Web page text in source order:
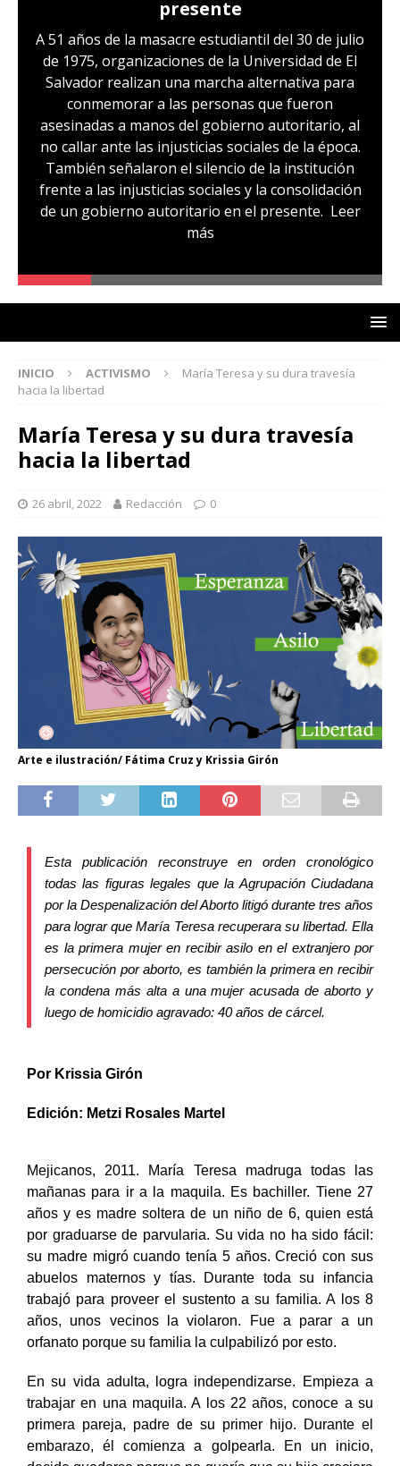
Hernández: víctima del régimen de
excepción y de discriminación
LGBTI
Sandra Leticia Hernández cuenta con medidas
sustitutivas y libertad provisional, pero
familiares temen que esto pueda cambiar en la
audiencia de revisión de medidas que se realizará
hoy, miércoles 29 de julio. Sandra es, según su
comunidad, otra de las víctimas del régimen de
excepción, fue capturada sin ninguna prueba
que la vincule a pandillas. La comunidad señala
denunciada por ser lesbianaLeer más
INICIO ACTIVISMO
María Teresa y su dura travesía
María Teresa y su dura travesía
hacia la libertad
26 abril, 2022
Arte e ilustración/ Fátima Cruz y Krissia Girón
Esta publicación reconstruye en orden cronológico
todas las figuras legales que la Agrupación Ciudadana
por la Despenalización del Aborto litigó durante tres años
para lograr que María Teresa recuperara su libertad. Ella
es la primera mujer en recibir asilo en el extranjero por
persecución por aborto, es también la primera en recibir
la condena más alta a una mujer acusada de aborto y
luego de homicidio agravado: 40 años de cárcel.
Por Krissia Girón
Edición: Metzi Rosales Martel
Mejicanos, 2011. María Teresa madruga todas las
mañanas para ir a la maquila. Es bachiller. Tiene 27
años y es madre soltera de un niño de 6, quien está
por graduarse de parvularia. Su vida no ha sido fácil:
su madre migró cuando tenía 5 años. Creció con sus
abuelos maternos y tías. Durante toda su infancia
trabajó para proveer el sustento a su familia. A los 8
años, unos vecinos la violaron. Fue a parar a un
orfanato porque su familia la culpabilizó por esto.
En su vida adulta, logra independizarse. Empieza a
trabajar en una maquila. A los 22 años, conoce a su
primera pareja, padre de su primer hijo. Durante el
embarazo, él comienza a golpearla. En un inicio,